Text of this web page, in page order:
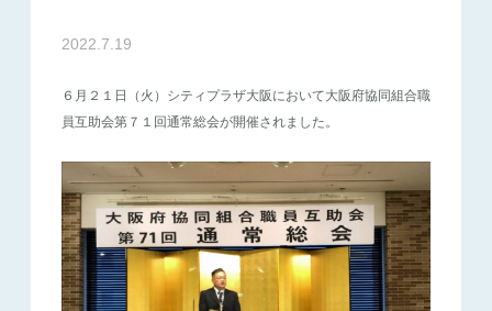
2022.7.19
６月２１日（火）シティプラザ大阪において大阪府協同組合職
員互助会第７１回通常総会が開催されました。